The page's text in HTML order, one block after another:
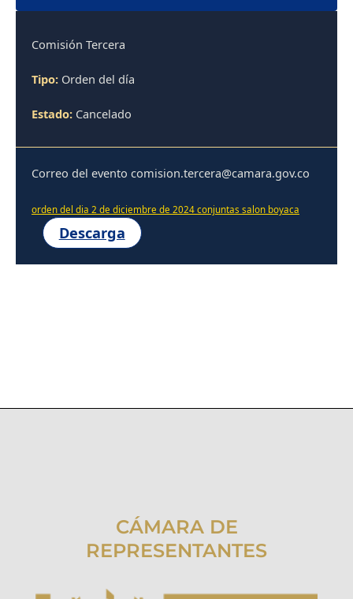
Comisión Tercera
Tipo: Orden del día
Estado: Cancelado
Correo del evento comision.tercera@camara.gov.co
orden del dia 2 de diciembre de 2024 conjuntas salon boyaca
Descarga
CÁMARA DE
REPRESENTANTES